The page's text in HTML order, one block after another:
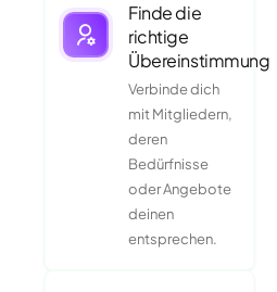
Finde die
richtige
Übereinstimmung
Verbinde dich
mit Mitgliedern,
deren
Bedürfnisse
oder Angebote
deinen
entsprechen.